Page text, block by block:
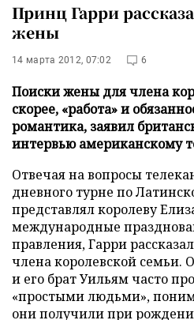
Принц Гарри
жены
14 марта 2012, 07:02 6
Поиски жены для члена
скорее, «работа» и
романтика, заявил
интервью американскому
Отвечая на вопросы
дневного турне по
представлял королеву
международные
правления, Гарри
члена королевской семьи.
и его брат Уильям часто
«простыми людьми»,
они получили при